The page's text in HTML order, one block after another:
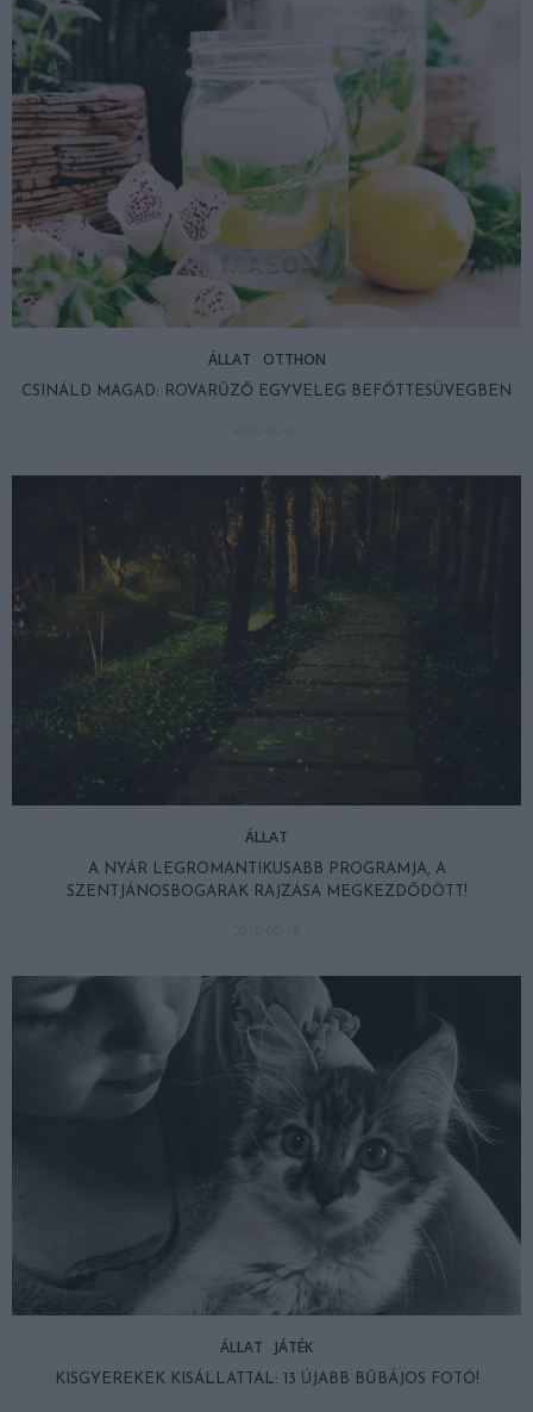
ÁLLAT OTTHON
CSINÁLD MAGAD: ROVARŰZŐ EGYVELEG BEFŐTTESÜVEGBEN
ÁLLAT
A NYÁR LEGROMANTIKUSABB PROGRAMJA, A
SZENTJÁNOSBOGARAK RAJZÁSA MEGKEZDŐDÖTT!
ÁLLAT JÁTÉK
KISGYEREKEK KISÁLLATTAL: 13 ÚJABB BŰBÁJOS FOTÓ!